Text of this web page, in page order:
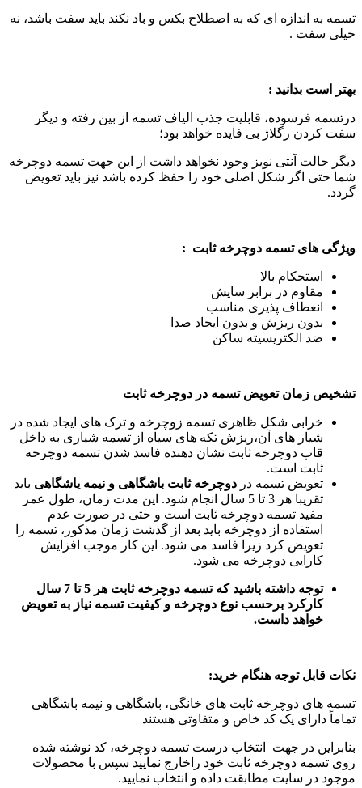
تسمه به اندازه ای که به اصطلاح بکس و باد نکند باید سفت باشد، نه
خیلی سفت .
بهتر است بدانید :
درتسمه فرسوده، قابلیت جذب الیاف تسمه از بین رفته و دیگر
سفت کردن رگلاژ بی فایده خواهد بود؛
دیگر حالت آنتی نویز وجود نخواهد داشت از این جهت تسمه دوچرخه
شما حتی اگر شکل اصلی خود را حفظ کرده باشد نیز باید تعویض
گردد.
ویژگی های تسمه دوچرخه ثابت :
استحکام بالا
مقاوم در برابر سایش
انعطاف پذیری مناسب
بدون ریزش و بدون ایجاد صدا
ضد الکتریسیته ساکن
تشخیص زمان تعویض تسمه در دوچرخه ثابت
خرابی شکل ظاهری تسمه زوچرخه و ترک های ایجاد شده در
شیار های آن،ریزش تکه های سیاه از تسمه شیاری به داخل
قاب دوچرخه ثابت نشان دهنده فاسد شدن تسمه دوچرخه
ثابت است.
تعویض تسمه در دوچرخه ثابت باشگاهی و نیمه یاشگاهی باید
تقریبا هر 3 تا 5 سال انجام شود. این مدت زمان، طول عمر
مفید تسمه دوچرخه ثابت است و حتی در صورت عدم
استفاده از دوچرخه باید بعد از گذشت زمان مذکور، تسمه را
تعویض کرد زیرا فاسد می شود. این کار موجب افزایش
کارایی دوچرخه می شود.
توجه داشته باشید که تسمه دوچرخه ثابت هر 5 تا 7 سال
کارکرد برحسب نوع دوچرخه و کیفیت تسمه نیاز به تعویض
خواهد داست.
نکات قابل توجه هنگام خرید:
تسمه های دوچرخه ثابت های خانگی، باشگاهی و نیمه باشگاهی
تماماً دارای یک کد خاص و متفاوتی هستند
بنابراین در جهت انتخاب درست تسمه دوچرخه، کد نوشته شده
روی تسمه دوچرخه ثابت خود راخارج نمایید سپس با محصولات
موجود در سایت مطابقت داده و انتخاب نمایید.